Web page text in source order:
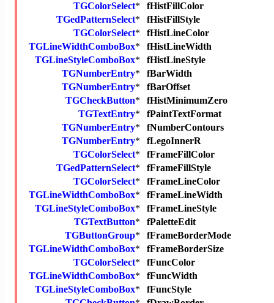
TGColorSelect*
fHistFillColor
TGedPatternSelect*
fHistFillStyle
TGColorSelect*
fHistLineColor
TGLineWidthComboBox*
fHistLineWidth
TGLineStyleComboBox*
fHistLineStyle
TGNumberEntry*
fBarWidth
TGNumberEntry*
fBarOffset
TGCheckButton*
fHistMinimumZero
TGTextEntry*
fPaintTextFormat
TGNumberEntry*
fNumberContours
TGNumberEntry*
fLegoInnerR
TGColorSelect*
fFrameFillColor
TGedPatternSelect*
fFrameFillStyle
TGColorSelect*
fFrameLineColor
TGLineWidthComboBox*
fFrameLineWidth
TGLineStyleComboBox*
fFrameLineStyle
TGTextButton*
fPaletteEdit
TGButtonGroup*
fFrameBorderMode
TGLineWidthComboBox*
fFrameBorderSize
TGColorSelect*
fFuncColor
TGLineWidthComboBox*
fFuncWidth
TGLineStyleComboBox*
fFuncStyle